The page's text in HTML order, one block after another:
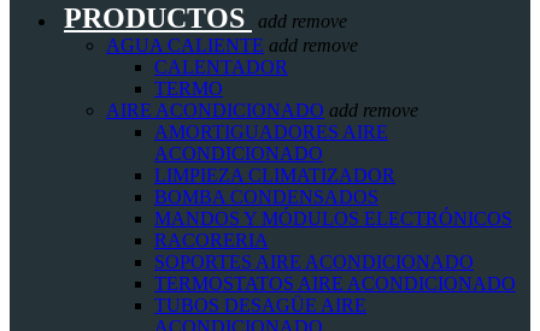
PRODUCTOS add remove
AGUA CALIENTE add remove
CALENTADOR
TERMO
AIRE ACONDICIONADO add remove
AMORTIGUADORES AIRE
ACONDICIONADO
LIMPIEZA CLIMATIZADOR
BOMBA CONDENSADOS
MANDOS Y MÓDULOS ELECTRÓNICOS
RACORERIA
SOPORTES AIRE ACONDICIONADO
TERMOSTATOS AIRE ACONDICIONADO
TUBOS DESAGÜE AIRE